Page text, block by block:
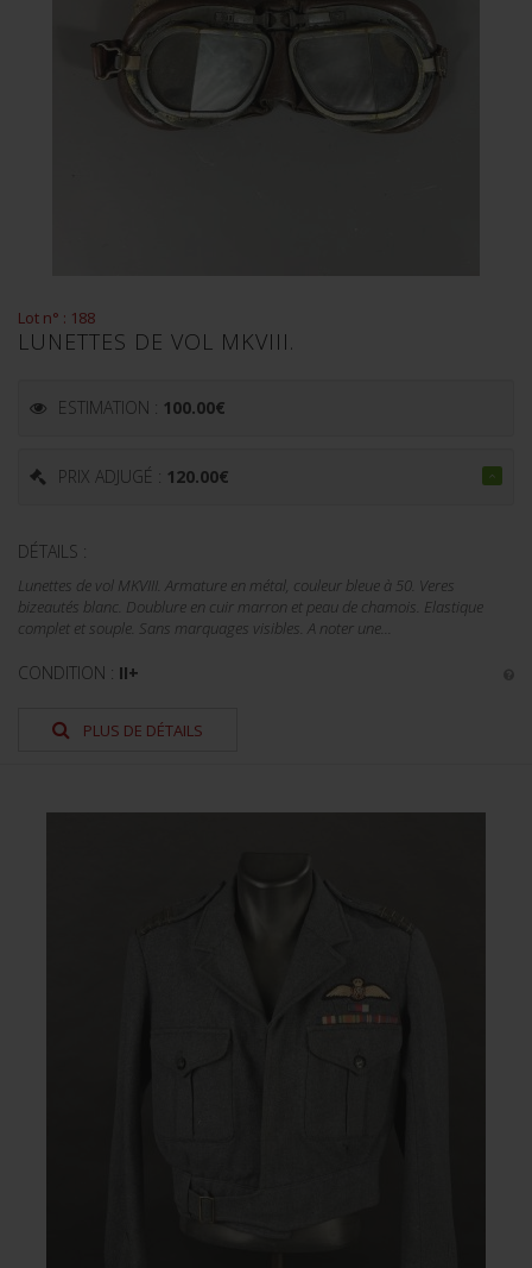
Lot n° : 188
LUNETTES DE VOL MKVIII.
ESTIMATION : 100.00€
PRIX ADJUGÉ : 120.00€
DÉTAILS :
Lunettes de vol MKVIII. Armature en métal, couleur bleue à 50. Veres
bizeautés blanc. Doublure en cuir marron et peau de chamois. Elastique
complet et souple. Sans marquages visibles. A noter une...
CONDITION : II+
PLUS DE DÉTAILS